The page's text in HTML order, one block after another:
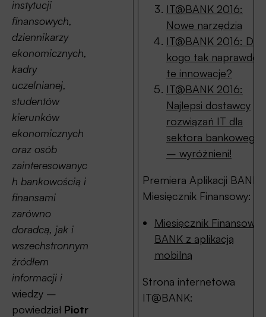
IT@BANK 2016:
Nowe narzędzia
IT@BANK 2016: Dla
kogo tak naprawdę
te innowacje?
IT@BANK 2016:
Najlepsi dostawcy
rozwiązań IT dla
sektora bankowego
– wyróżnieni!
Premiera Aplikacji BANK
Miesięcznik Finansowy:
Miesięcznik Finansowy
BANK z aplikacją
mobilną
Strona internetowa
IT@BANK:
instytucji
finansowych,
dziennikarzy
ekonomicznych,
kadry
uczelnianej,
studentów
kierunków
ekonomicznych
oraz osób
zainteresowanyc
h bankowością i
finansami
zarówno
doradcą, jak i
wszechstronnym
źródłem
informacji i
wiedzy –
powiedział Piotr